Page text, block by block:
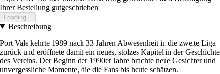
Ihrer Bestellung gutgeschrieben
Loading...
Beschreibung
Port Vale kehrte 1989 nach 33 Jahren Abwesenheit in die zweite Liga
zurück und eröffnete damit ein neues, stolzes Kapitel in der Geschichte
des Vereins. Der Beginn der 1990er Jahre brachte neue Gesichter und
unvergessliche Momente, die die Fans bis heute schätzen.